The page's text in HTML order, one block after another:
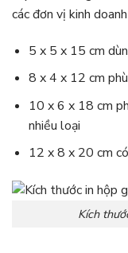
các đơn vị kinh
5 x 5 x 15 cm
8 x 4 x 12 cm
10 x 6 x 18 cm
nhiều loại
12 x 8 x 20 cm
Kích